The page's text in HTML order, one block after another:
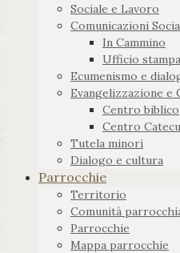
Sociale e Lavoro
Comunicazioni
In Cammino
Ufficio stampa
Ecumenismo e
Evangelizzazione e
Centro biblico
Centro
Tutela minori
Dialogo e cultura
Parrocchie
Territorio
Comunità
Parrocchie
Mappa parrocchie